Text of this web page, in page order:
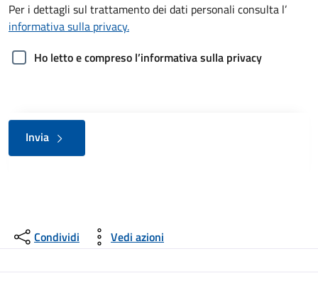
Per i dettagli sul trattamento dei dati personali consulta l’
informativa sulla privacy.
Ho letto e compreso l’informativa sulla privacy
Invia
Condividi Vedi azioni